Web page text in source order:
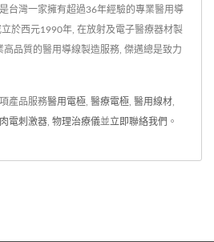
擇耐高壓矽橡膠、EPDM泡
棉、RG58或
CFD200BNC。阻抗匹配可
75ohm或150ohm。如果您
正在尋找高效、可靠和舒適
是您的最佳選擇。
台灣一家擁有超過36年經驗的專業醫用導
於西元1990年, 在放射及電子醫療器材製
品質的醫用導線製造服務, 傑邁總是致力
產品服務醫用電極, 醫療電極, 醫用線材,
電刺激器, 物理治療儀並立即聯絡我們 。